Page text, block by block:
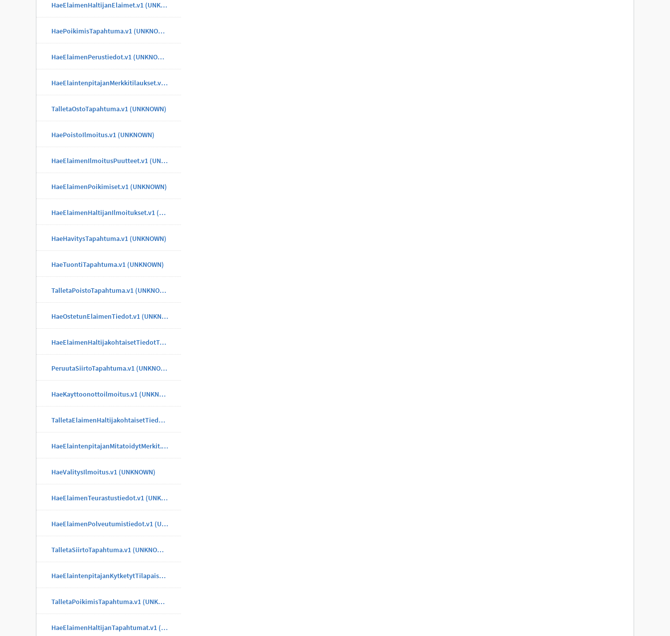
HaeElaimenHaltijanElaimet.v1 (UNKNOWN)
HaePoikimisTapahtuma.v1 (UNKNOWN)
HaeElaimenPerustiedot.v1 (UNKNOWN)
HaeElaintenpitajanMerkkitilaukset.v1 (UNKNOWN)
TalletaOstoTapahtuma.v1 (UNKNOWN)
HaePoistoIlmoitus.v1 (UNKNOWN)
HaeElaimenIlmoitusPuutteet.v1 (UNKNOWN)
HaeElaimenPoikimiset.v1 (UNKNOWN)
HaeElaimenHaltijanIlmoitukset.v1 (UNKNOWN)
HaeHavitysTapahtuma.v1 (UNKNOWN)
HaeTuontiTapahtuma.v1 (UNKNOWN)
TalletaPoistoTapahtuma.v1 (UNKNOWN)
HaeOstetunElaimenTiedot.v1 (UNKNOWN)
HaeElaimenHaltijakohtaisetTiedotTapahtuma.v1 (UNKNOWN)
PeruutaSiirtoTapahtuma.v1 (UNKNOWN)
HaeKayttoonottoilmoitus.v1 (UNKNOWN)
TalletaElaimenHaltijakohtaisetTiedotTapahtuma.v1 (UNKNOWN)
HaeElaintenpitajanMitatoidytMerkit.v1 (UNKNOWN)
HaeValitysIlmoitus.v1 (UNKNOWN)
HaeElaimenTeurastustiedot.v1 (UNKNOWN)
HaeElaimenPolveutumistiedot.v1 (UNKNOWN)
TalletaSiirtoTapahtuma.v1 (UNKNOWN)
HaeElaintenpitajanKytketytTilapaisMerkit.v1 (UNKNOWN)
TalletaPoikimisTapahtuma.v1 (UNKNOWN)
HaeElaimenHaltijanTapahtumat.v1 (UNKNOWN)